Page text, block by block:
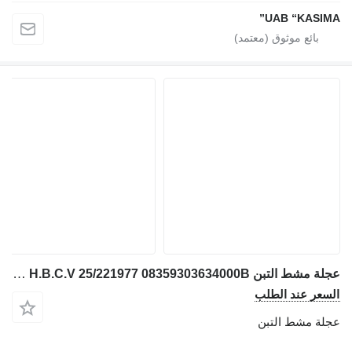
UAB “KASIMA”
عجلة مشط التبن JCB H.B.C.V 25/221977 08359303634000B لـ حفارة JCB JS130W
السعر عند الطلب
عجلة مشط التبن